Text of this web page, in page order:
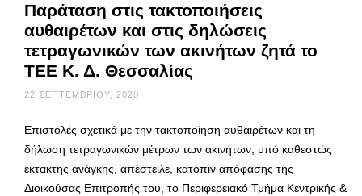
Παράταση στις τακτοποιήσεις
αυθαιρέτων και στις δηλώσεις
τετραγωνικών των ακινήτων ζητά το
ΤΕΕ Κ. Δ. Θεσσαλίας
22 ΣΕΠΤΕΜΒΡΊΟΥ, 2020
Επιστολές σχετικά με την τακτοποίηση αυθαιρέτων και τη
δήλωση τετραγωνικών μέτρων των ακινήτων, υπό καθεστώς
έκτακτης ανάγκης, απέστειλε, κατόπιν απόφασης της
Διοικούσας Επιτροπής του, το Περιφερειακό Τμήμα Κεντρικής &